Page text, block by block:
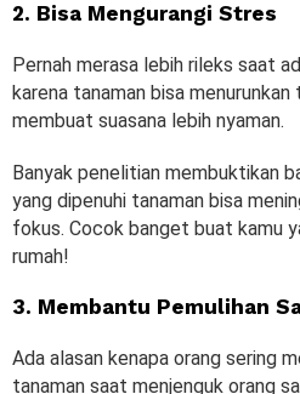
2. Bisa Mengurangi Stres
Pernah merasa lebih rileks saat
karena tanaman bisa menurunkan
membuat suasana lebih nyaman.
Banyak penelitian membuktikan
yang dipenuhi tanaman bisa
fokus. Cocok banget buat kamu
rumah!
3. Membantu Pemulihan
Ada alasan kenapa orang sering
tanaman saat menjenguk orang